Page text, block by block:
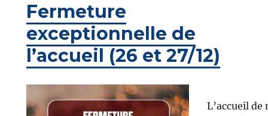
Fermeture
exceptionnelle de
l’accueil (26 et 27/12)
L’accueil de